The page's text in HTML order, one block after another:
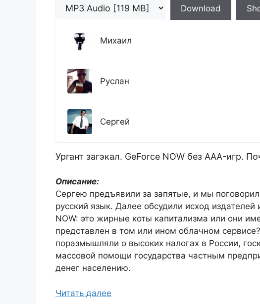
Download
Михаил
Руслан
Сергей
Ургант загэкал. GeForce NOW без AAA-игр.
Описание:
Сергею предъявили за запятые, и мы
русский язык. Далее обсудили исход издателей
NOW: это жирные коты капитализма или они
представлен в том или ином облачном
поразмышляли о высоких налогах в России,
массовой помощи государства частным
денег населению.
Читать далее